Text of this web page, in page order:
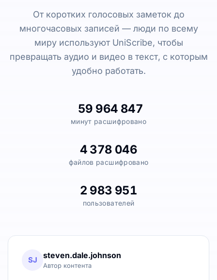
От коротких голосовых заметок до
многочасовых записей — люди по всему
миру используют UniScribe, чтобы
превращать аудио и видео в текст, с которым
удобно работать.
59 964 847
минут расшифровано
4 378 046
файлов расшифровано
2 983 951
пользователей
SJ steven.dale.johnson
Автор контента